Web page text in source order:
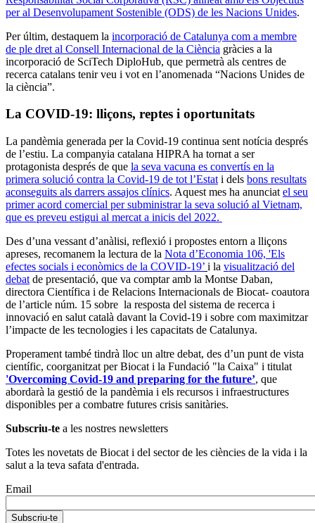
per al Desenvolupament Sostenible (ODS) de les Nacions Unides.
Per últim, destaquem la incorporació de Catalunya com a membre
de ple dret al Consell Internacional de la Ciència gràcies a la
incorporació de SciTech DiploHub, que permetrà als centres de
recerca catalans tenir veu i vot en l’anomenada “Nacions Unides de
la ciència”.
La COVID-19: lliçons, reptes i oportunitats
La pandèmia generada per la Covid-19 continua sent notícia després
de l’estiu. La companyia catalana HIPRA ha tornat a ser
protagonista després de que la seva vacuna es convertís en la
primera solució contra la Covid-19 de tot l’Estat i dels bons resultats
aconseguits als darrers assajos clínics. Aquest mes ha anunciat el seu
primer acord comercial per subministrar la seva solució al Vietnam,
que es preveu estigui al mercat a inicis del 2022.
Des d’una vessant d’anàlisi, reflexió i propostes entorn a lliçons
apreses, recomanem la lectura de la Nota d’Economia 106, 'Els
efectes socials i econòmics de la COVID-19’ i la visualització del
debat de presentació, que va comptar amb la Montse Daban,
directora Científica i de Relacions Internacionals de Biocat- coautora
de l’article núm. 15 sobre la resposta del sistema de recerca i
innovació en salut català davant la Covid-19 i sobre com maximitzar
l’impacte de les tecnologies i les capacitats de Catalunya.
Properament també tindrà lloc un altre debat, des d’un punt de vista
científic, coorganitzat per Biocat i la Fundació "la Caixa" i titulat
'Overcoming Covid-19 and preparing for the future’, que
abordarà la gestió de la pandèmia i els recursos i infraestructures
disponibles per a combatre futures crisis sanitàries.
Subscriu-te a les nostres newsletters
Totes les novetats de Biocat i del sector de les ciències de la vida i la
salut a la teva safata d'entrada.
Email